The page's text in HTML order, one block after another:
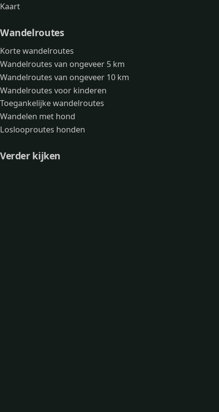
Kaart
Wandelroutes
Korte wandelroutes
Wandelroutes van ongeveer 5 km
Wandelroutes van ongeveer 10 km
Wandelroutes voor kinderen
Toegankelijke wandelroutes
Wandelen met hond
Loslooproutes honden
Verder kijken